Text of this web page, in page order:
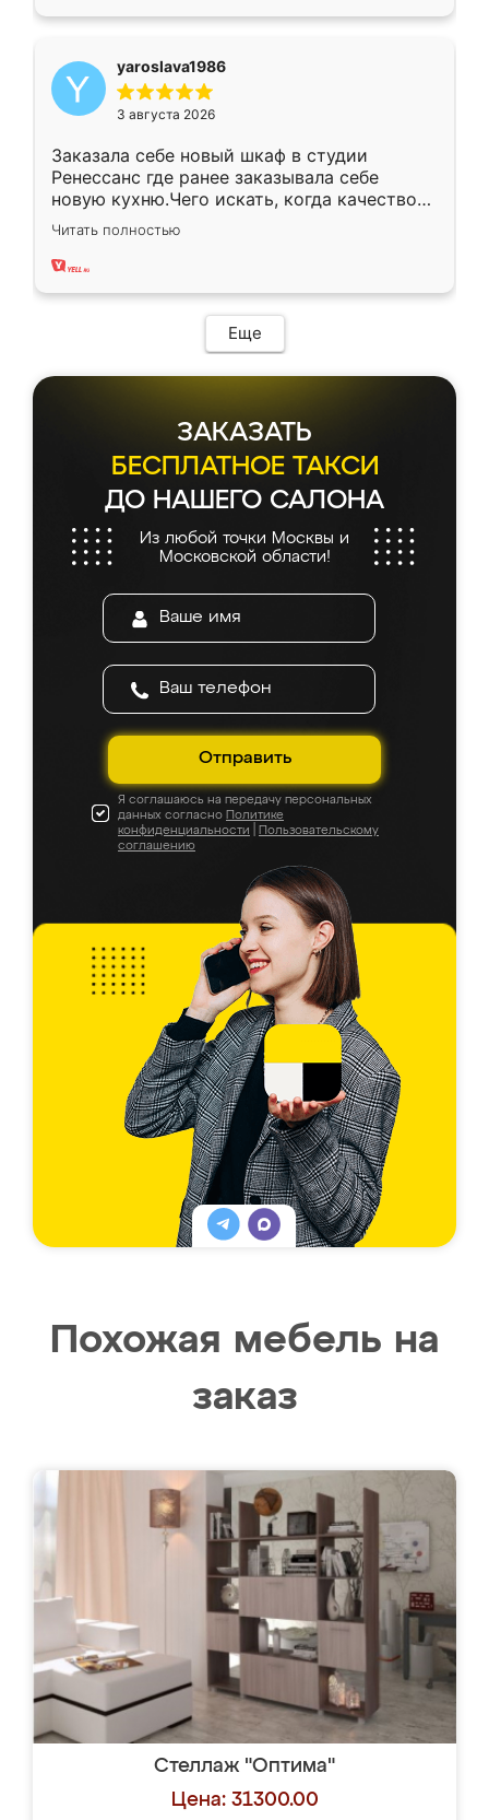
yaroslava1986
3 августа 2026
Заказала себе новый шкаф в студии
Ренессанс где ранее заказывала себе
новую кухню.Чего искать, когда качеством
вполне довольна. Служит кухня уже почти
два года, нареканий нет.
Читать полностью
Еще
ЗАКАЗАТЬ
БЕСПЛАТНОЕ ТАКСИ
ДО НАШЕГО САЛОНА
Из любой точки Москвы и
Московской области!
Отправить
Я соглашаюсь на передачу персональных
данных согласно Политике
конфиденциальности
Пользовательскому
соглашению
Похожая мебель на
заказ
Стеллаж "Оптима"
Цена: 31300.00